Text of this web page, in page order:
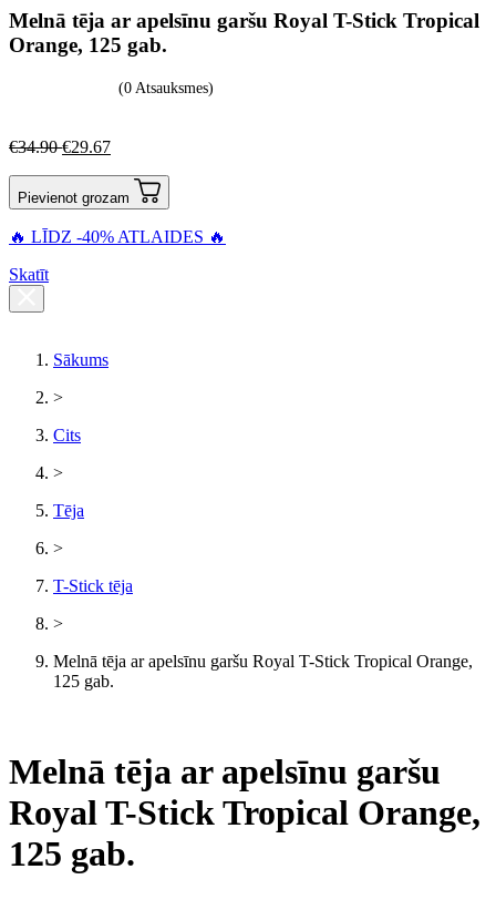
Melnā tēja ar apelsīnu garšu Royal T-Stick Tropical
Orange, 125 gab.
(0 Atsauksmes)
€34.90 €29.67
Pievienot grozam
🔥 LĪDZ -40% ATLAIDES 🔥
Skatīt
Sākums
>
Cits
>
Tēja
>
T-Stick tēja
>
Melnā tēja ar apelsīnu garšu Royal T-Stick Tropical Orange,
125 gab.
Melnā tēja ar apelsīnu garšu
Royal T-Stick Tropical Orange,
125 gab.